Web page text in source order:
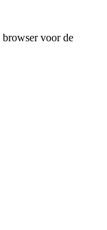
browser voor de